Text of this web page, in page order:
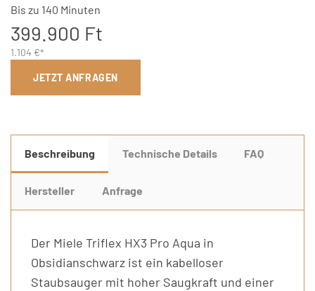
Bis zu 140 Minuten
399.900 Ft
1.104 €*
JETZT ANFRAGEN
Beschreibung Technische Details FAQ
Hersteller Anfrage
Der Miele Triflex HX3 Pro Aqua in
Obsidianschwarz ist ein kabelloser
Staubsauger mit hoher Saugkraft und einer